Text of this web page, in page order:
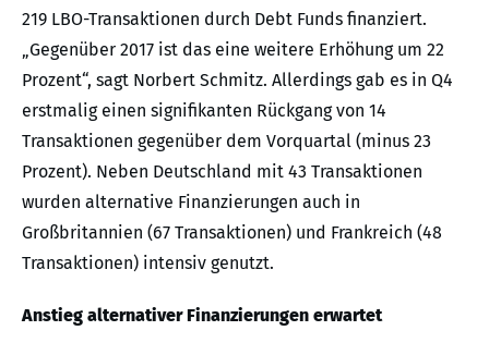
219 LBO-Transaktionen durch Debt Funds finanziert.
„Gegenüber 2017 ist das eine weitere Erhöhung um 22
Prozent“, sagt Norbert Schmitz. Allerdings gab es in Q4
erstmalig einen signifikanten Rückgang von 14
Transaktionen gegenüber dem Vorquartal (minus 23
Prozent). Neben Deutschland mit 43 Transaktionen
wurden alternative Finanzierungen auch in
Großbritannien (67 Transaktionen) und Frankreich (48
Transaktionen) intensiv genutzt.
Anstieg alternativer Finanzierungen erwartet